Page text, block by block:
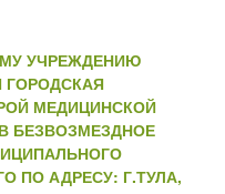
УЧРЕЖДЕНИЮ
ГОРОДСКАЯ
МЕДИЦИНСКОЙ
БЕЗВОЗМЕЗДНОЕ
ПО АДРЕСУ: Г.ТУЛА,